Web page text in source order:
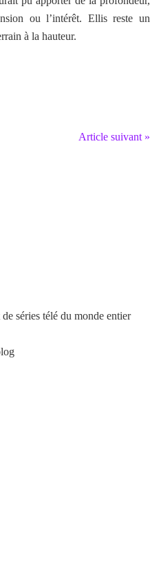
ou l’intérêt. Ellis reste un
à la hauteur.
Article suivant »
séries télé du monde entier